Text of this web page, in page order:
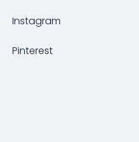
Instagram
Pinterest